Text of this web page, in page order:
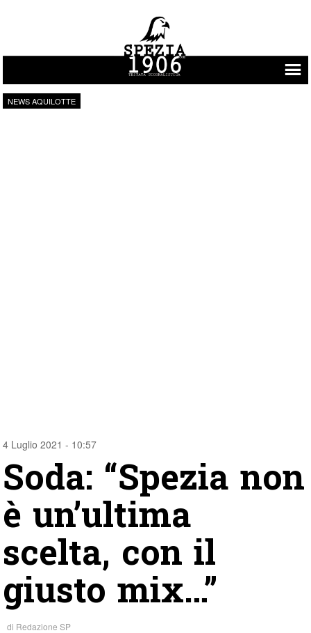
Vai al contenuto
NEWS AQUILOTTE
4 Luglio 2021 - 10:57
Soda: “Spezia non
è un’ultima
scelta, con il
giusto mix…”
di Redazione SP